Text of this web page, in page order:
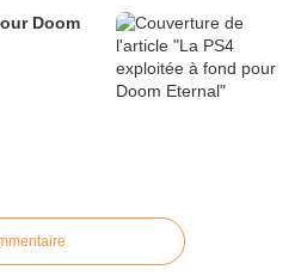
Doom